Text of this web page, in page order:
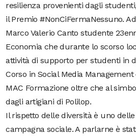
resilienza provenienti dagli
il Premio #NonCiFermaNessuno.
Marco Valerio Canto studente
Economia che durante lo scorso
attività di supporto per studenti in
Corso in Social Media
MAC Formazione oltre che al
dagli artigiani di Polilop.
Il rispetto delle diversità è uno
campagna sociale. A parlarne è